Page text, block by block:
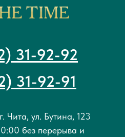
Чита, ул. Бутина, 123
без перерыва и
31-92-92
31-92-91